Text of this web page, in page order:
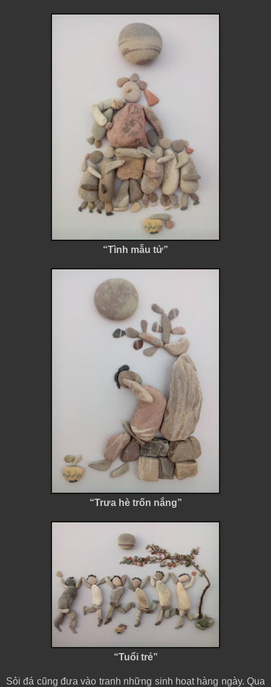
“Tình mẫu tử”
“Trưa hè trốn nắng”
“Tuổi trẻ”
Sỏi đá cũng đưa vào tranh những sinh hoạt hàng ngày. Qua